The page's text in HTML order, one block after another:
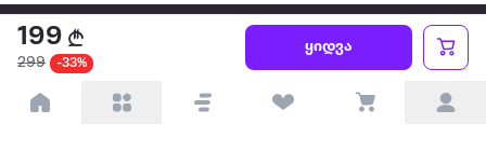
199
299 -33%
ყიდვა
ყველაზე დიდი ონლაინ მაღაზია